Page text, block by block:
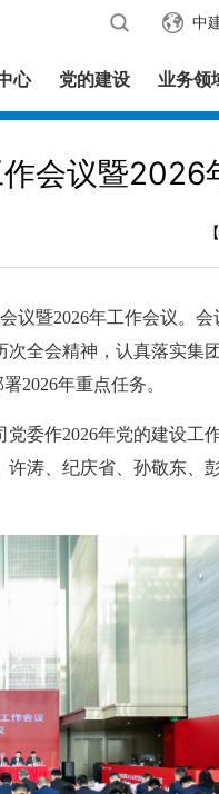
中
心 党的建设 业务领
会议暨2026
暨2026年工作会议。会
全会精神，认真落实集
2026年重点任务。
作2026年党的建设工
涛、纪庆省、孙敬东、